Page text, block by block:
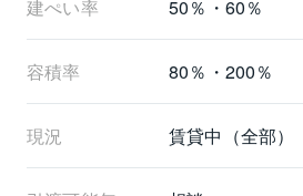
建ぺい率 50％・60％
容積率 80％・200％
現況 賃貸中（全部）